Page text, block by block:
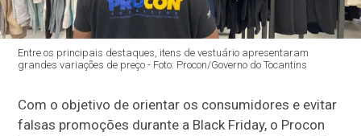
Entre os principais destaques, itens de vestuário apresentaram
grandes variações de preço - Foto: Procon/Governo do Tocantins
Com o objetivo de orientar os consumidores e evitar
falsas promoções durante a Black Friday, o Procon